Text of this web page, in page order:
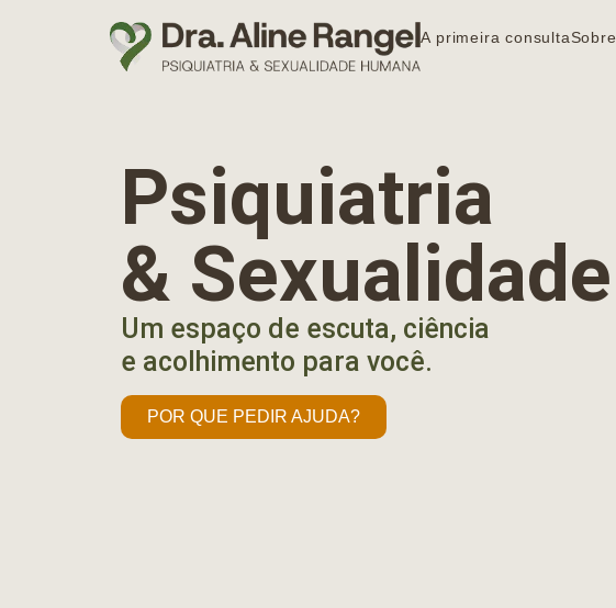
A primeira consultaSobre
Psiquiatria
& Sexualidade
Um espaço de escuta, ciência
e acolhimento para você.
POR QUE PEDIR AJUDA?